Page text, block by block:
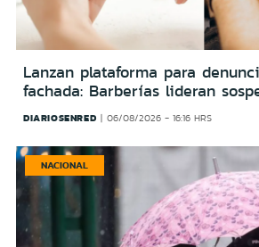
Lanzan plataforma para
fachada: Barberías lideran
DIARIOSENRED 06/08/2026 - 16:16 HRS
NACIONAL